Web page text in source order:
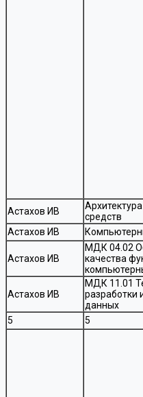
Астахов ИВ
средств
Астахов ИВ
Астахов ИВ
МДК 04.02
качества
Астахов ИВ
МДК 11.01
разработки
данных
5
5